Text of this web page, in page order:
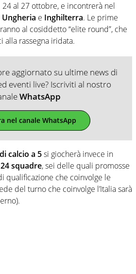
24 al 27 ottobre, e incontrerà nel
Ungheria e Inghilterra. Le prime
al cosiddetto “elite round”, che
alla rassegna iridata.
aggiornato su ultime news di
eventi live? Iscriviti al nostro
WhatsApp
nel canale WhatsApp
di calcio a 5si giocherà invece in
24 squadre, sei delle quali promosse
qualificazione che coinvolge le
del turno che coinvolge l’Italia sarà